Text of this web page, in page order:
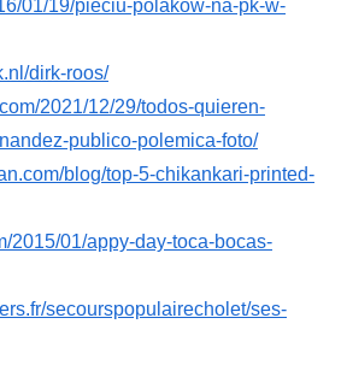
01/19/pieciu-polakow-na-pk-w-
dirk-roos/
2021/12/29/todos-quieren-
publico-polemica-foto/
blog/top-5-chikankari-printed-
2015/01/appy-day-toca-bocas-
secourspopulairecholet/ses-